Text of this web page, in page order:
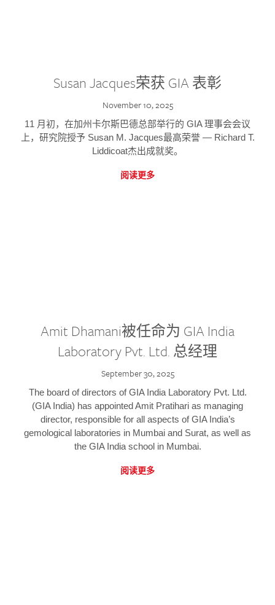
Susan Jacques荣获 GIA 表彰
November 10, 2025
11 月初，在加州卡尔斯巴德总部举行的 GIA 理事会会议
上，研究院授予 Susan M. Jacques最高荣誉 — Richard T.
Liddicoat杰出成就奖。
阅读更多
Amit Dhamani被任命为 GIA India
Laboratory Pvt. Ltd. 总经理
September 30, 2025
The board of directors of GIA India Laboratory Pvt. Ltd.
(GIA India) has appointed Amit Pratihari as managing
director, responsible for all aspects of GIA India’s
gemological laboratories in Mumbai and Surat, as well as
the GIA India school in Mumbai.
阅读更多